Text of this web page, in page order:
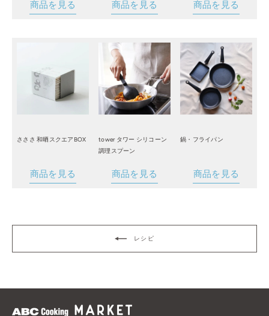
商品を見る 商品を見る 商品を見る
さささ 和晒スクエアBOX
商品を見る
tower タワー シリコーン
調理スプーン
商品を見る
鍋・フライパン
商品を見る
レシピ